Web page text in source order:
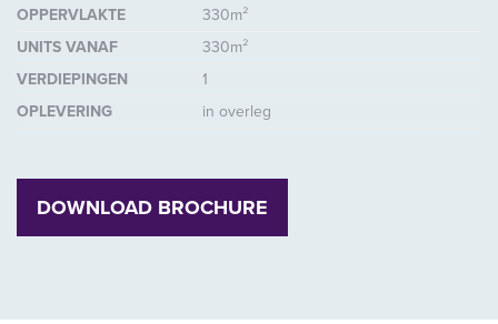
OPPERVLAKTE
330m²
UNITS VANAF
330m²
VERDIEPINGEN
1
OPLEVERING
in overleg
DOWNLOAD BROCHURE